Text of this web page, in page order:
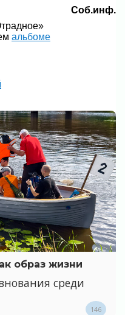
Соб.инф.
альбоме
образ жизни
среди
146